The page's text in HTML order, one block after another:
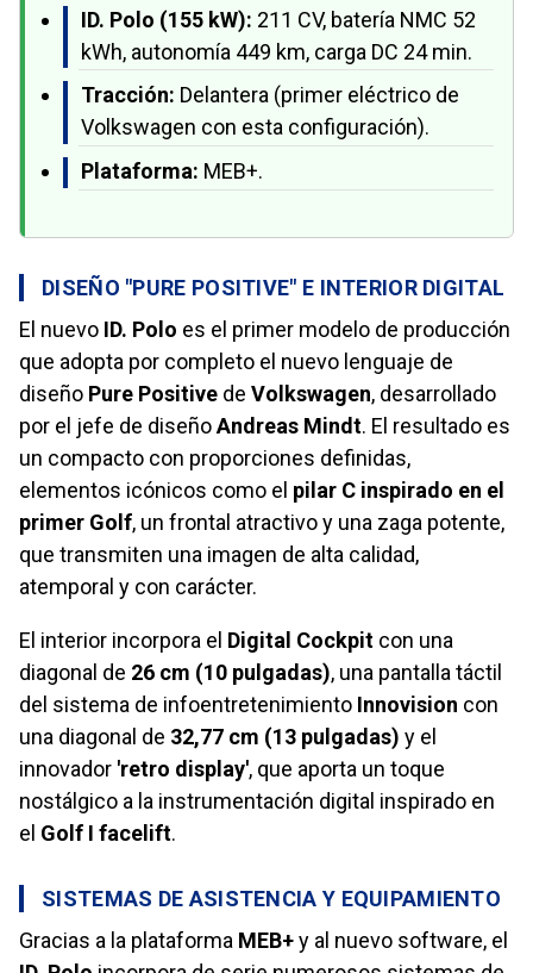
ID. Polo (155 kW): 211 CV, batería NMC 52
kWh, autonomía 449 km, carga DC 24 min.
Tracción: Delantera (primer eléctrico de
Volkswagen con esta configuración).
Plataforma: MEB+.
DISEÑO "PURE POSITIVE" E INTERIOR DIGITAL
El nuevo ID. Polo es el primer modelo de producción
que adopta por completo el nuevo lenguaje de
diseño Pure Positive de Volkswagen, desarrollado
por el jefe de diseñoAndreas Mindt. El resultado es
un compacto con proporciones definidas,
elementos icónicos como el pilar C inspirado en el
primer Golf, un frontal atractivo y una zaga potente,
que transmiten una imagen de alta calidad,
atemporal y con carácter.
El interior incorpora el Digital Cockpit con una
diagonal de 26 cm (10 pulgadas), una pantalla táctil
del sistema de infoentretenimiento Innovision con
una diagonal de 32,77 cm (13 pulgadas) y el
innovador 'retro display', que aporta un toque
nostálgico a la instrumentación digital inspirado en
el Golf I facelift.
SISTEMAS DE ASISTENCIA Y EQUIPAMIENTO
Gracias a la plataforma MEB+y al nuevo software, el